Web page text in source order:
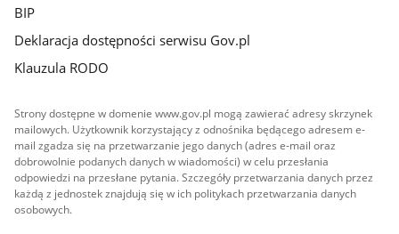
BIP
Deklaracja dostępności serwisu Gov.pl
Klauzula RODO
Strony dostępne w domenie www.gov.pl mogą zawierać adresy skrzynek
mailowych. Użytkownik korzystający z odnośnika będącego adresem e-
mail zgadza się na przetwarzanie jego danych (adres e-mail oraz
dobrowolnie podanych danych w wiadomości) w celu przesłania
odpowiedzi na przesłane pytania. Szczegóły przetwarzania danych przez
każdą z jednostek znajdują się w ich politykach przetwarzania danych
osobowych.